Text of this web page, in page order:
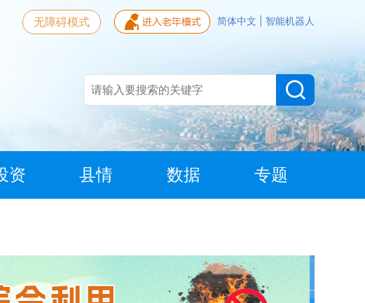
简体中文 智能机器人
无障碍模式
资 县情 数据 专题